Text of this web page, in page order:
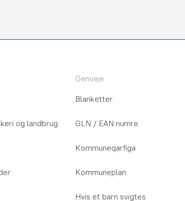
og landbrug
Genveje
Blanketter
GLN / EAN numre
Kommuneqarfiga
Kommuneplan
Hvis et barn svigtes